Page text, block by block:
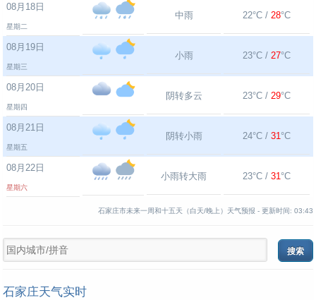
08月18日
星期二
中雨 22°C / 28°C
08月19日
星期三
小雨 23°C / 27°C
08月20日
星期四
阴转多云 23°C / 29°C
08月21日
星期五
阴转小雨 24°C / 31°C
08月22日
星期六
小雨转大雨 23°C / 31°C
石家庄市未来一周和十五天（白天/晚上）天气预报 - 更新时间: 03:43
石家庄天气实时